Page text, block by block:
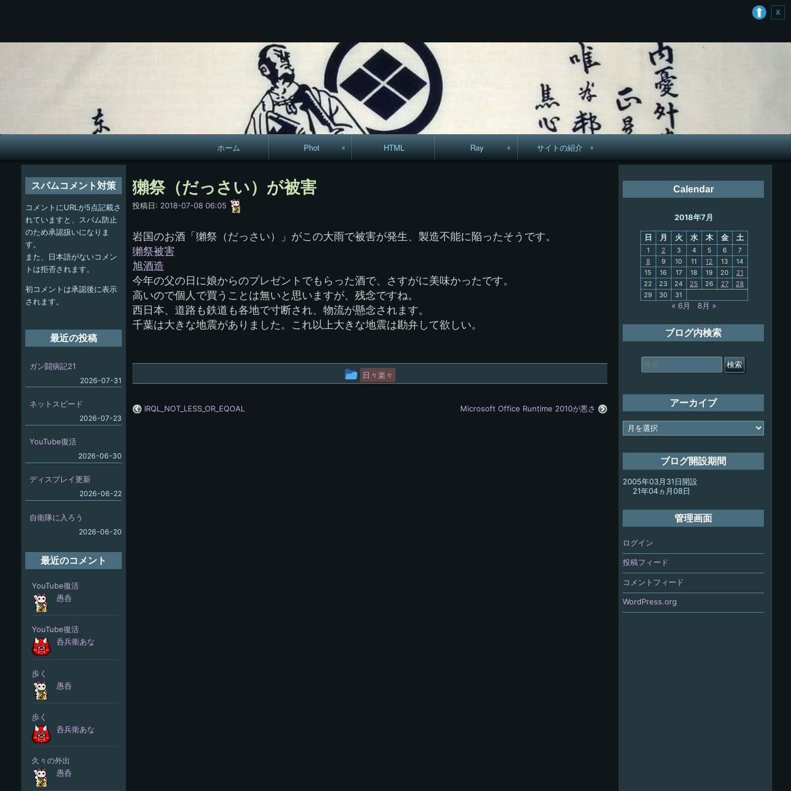
ン
ツ
へ
キ
ッ
メ
イ
ホーム Phot
コースマップ
手拭いの旅
HTML Ray サイトの紹介
獺祭（だっさい）が被害
投稿日: 2018-07-08 06:05
岩国のお酒「獺祭（だっさい）」がこの大雨で被害が発生、製造不能に陥ったそうです。
獺祭被害
旭酒造
今年の父の日に娘からのプレゼントでもらった酒で、さすがに美味かったです。
高いので個人で買うことは無いと思いますが、残念ですね。
西日本、道路も鉄道も各地で寸断され、物流が懸念されます。
千葉は大きな地震がありました。これ以上大きな地震は勘弁して欲しい。
投
日々楽々
IRQL_NOT_LESS_OR_EQOAL Microsoft Office Runtime 2010が悪さ
Calendar
2018年7月
日 月 火 水 木 金 土
1 2 3 4 5 6
7
8
9 10 11 12 13
14
15
16 17 18 19 20
21
22
23 24 25 26 27
28
29
30 31
« 6月 8月 »
ブログ内検索
索
対
アーカイブ
ア
ー
ブ
ブログ開設期間
2005年03月31日開設
21年04ヵ月08日
管理画面
ログイン
投稿フィード
コメントフィード
WordPress.org
スパムコメント対策
コメントにURLが5点記載さ
れていますと、スパム防止
のため承認扱いになりま
す。
また、日本語がないコメン
トは拒否されます。
初コメントは承認後に表示
されます。
最近の投稿
ガン闘病記21
2026-07-31
ネットスピード
2026-07-23
YouTube復活
2026-06-30
ディスプレイ更新
2026-06-22
自衛隊に入ろう
2026-06-20
最近のコメント